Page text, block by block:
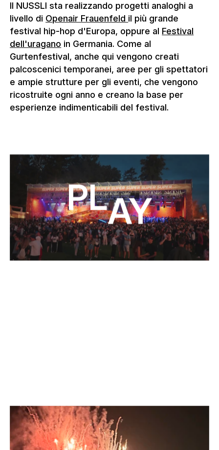
Il NUSSLI sta realizzando progetti analoghi a
livello di Openair Frauenfeld il più grande
festival hip-hop d'Europa, oppure al Festival
dell'uragano in Germania. Come al
Gurtenfestival, anche qui vengono creati
palcoscenici temporanei, aree per gli spettatori
e ampie strutture per gli eventi, che vengono
ricostruite ogni anno e creano la base per
esperienze indimenticabili del festival.
Play